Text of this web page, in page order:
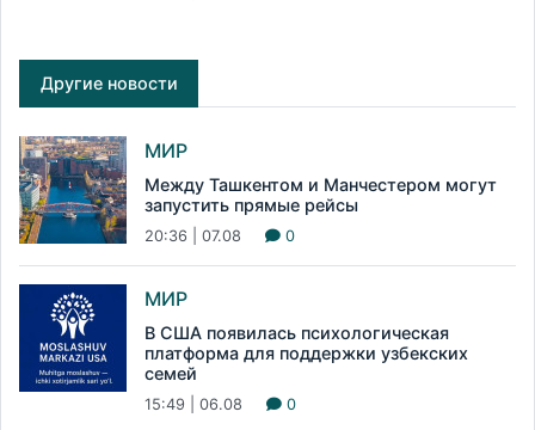
Другие новости
МИР
Между Ташкентом и Манчестером могут
запустить прямые рейсы
20:36 | 07.08 0
МИР
В США появилась психологическая
платформа для поддержки узбекских
семей
15:49 | 06.08 0